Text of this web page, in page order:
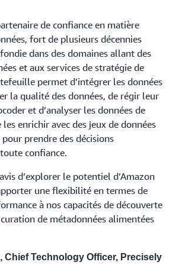
de confiance en matière
fort de plusieurs décennies
dans des domaines allant des
et aux services de stratégie de
permet d’intégrer les données
la qualité des données, de régir leur
et d’analyser les données de
enrichir avec des jeux de données
prendre des décisions
confiance.
d’explorer le potentiel d’Amazon
une flexibilité en termes de
à nos capacités de découverte
de métadonnées alimentées
Chief Technology Officer, Precisely